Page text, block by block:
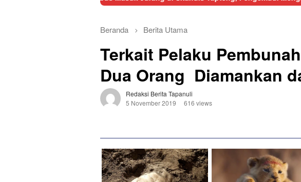
Beranda Berita Utama
Terkait Pelaku
Dua Orang Diamankan
Redaksi Berita Tapanuli
5 November 2019
616 views